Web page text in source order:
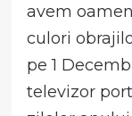
avem
culori
pe 1
televizor